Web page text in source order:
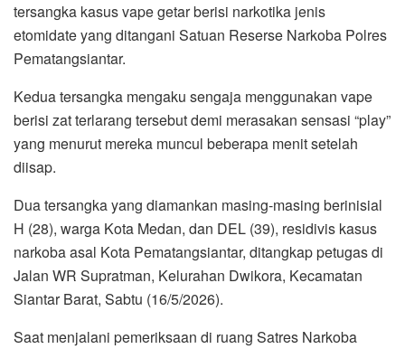
tersangka kasus vape getar berisi narkotika jenis
etomidate yang ditangani Satuan Reserse Narkoba Polres
Pematangsiantar.
Kedua tersangka mengaku sengaja menggunakan vape
berisi zat terlarang tersebut demi merasakan sensasi “play”
yang menurut mereka muncul beberapa menit setelah
diisap.
Dua tersangka yang diamankan masing-masing berinisial
H (28), warga Kota Medan, dan DEL (39), residivis kasus
narkoba asal Kota Pematangsiantar, ditangkap petugas di
Jalan WR Supratman, Kelurahan Dwikora, Kecamatan
Siantar Barat, Sabtu (16/5/2026).
Saat menjalani pemeriksaan di ruang Satres Narkoba